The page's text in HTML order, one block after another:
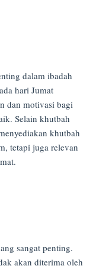
dalam ibadah
hari Jumat
dan motivasi bagi
Selain khutbah
khutbah
tetapi juga relevan
sangat penting.
akan diterima oleh